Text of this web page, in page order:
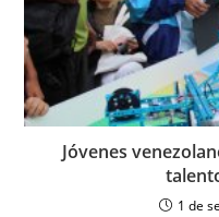
Jóvenes
1 de